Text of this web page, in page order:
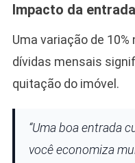
Impacto da
Uma variação de
dívidas mensais
quitação do imóvel.
“Uma boa entrada
você economiza